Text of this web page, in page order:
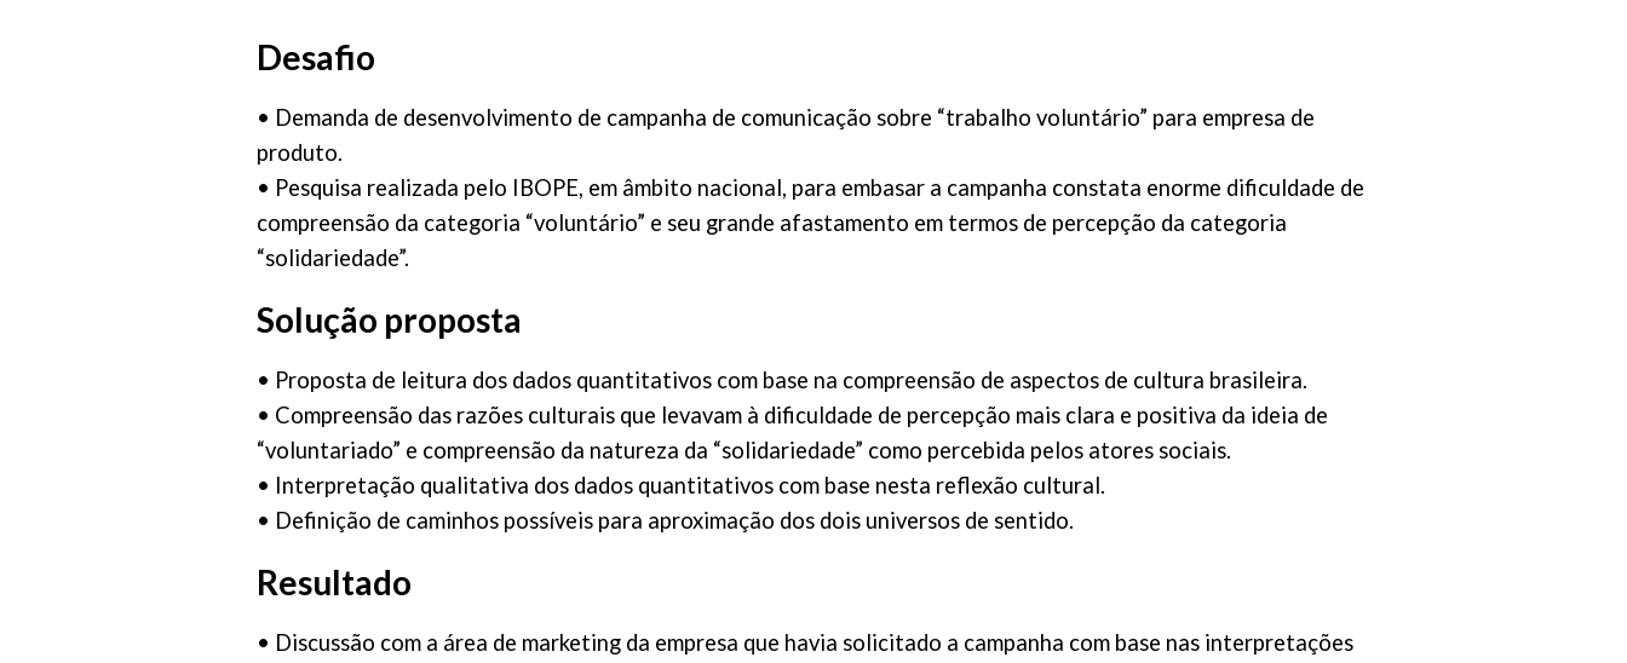
Desafio
• Demanda de desenvolvimento de campanha de comunicação sobre “trabalho voluntário” para empresa de
produto.
• Pesquisa realizada pelo IBOPE, em âmbito nacional, para embasar a campanha constata enorme dificuldade de
compreensão da categoria “voluntário” e seu grande afastamento em termos de percepção da categoria
“solidariedade”.
Solução proposta
• Proposta de leitura dos dados quantitativos com base na compreensão de aspectos de cultura brasileira.
• Compreensão das razões culturais que levavam à dificuldade de percepção mais clara e positiva da ideia de
“voluntariado” e compreensão da natureza da “solidariedade” como percebida pelos atores sociais.
• Interpretação qualitativa dos dados quantitativos com base nesta reflexão cultural.
• Definição de caminhos possíveis para aproximação dos dois universos de sentido.
Resultado
• Discussão com a área de marketing da empresa que havia solicitado a campanha com base nas interpretações